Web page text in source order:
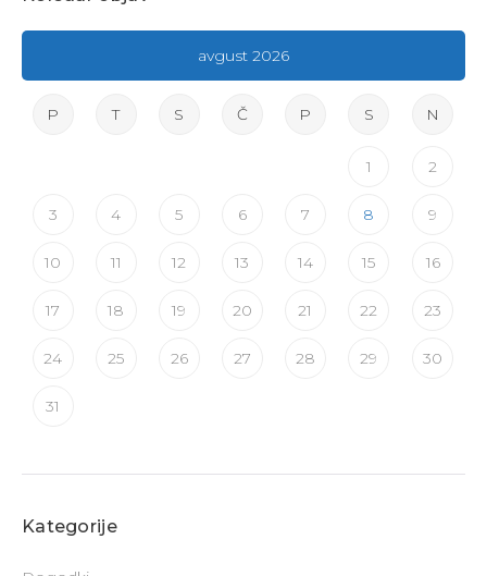
avgust 2026
P T S Č P S N
1 2
3 4 5 6 7 8 9
10 11 12 13 14 15 16
17 18 19 20 21 22 23
24 25 26 27 28 29 30
31
Kategorije